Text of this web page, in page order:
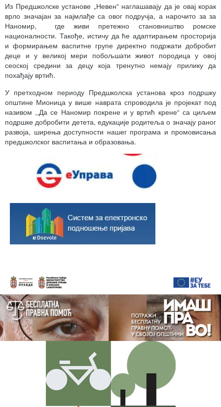
Из Предшколске установе „Невен“ наглашавају да је овај корак
врло значајан за најмлађе са овог подручја, а нарочито за за
Наномир, где живи претежно становништво ромске
националности. Такође, истичу да ће адаптирањем просторија
и формирањем васпитне групе директно подржати добробит
деце и у великој мери побољшати живот породица у овој
сеоској средини за децу која тренутно немају прилику да
похађају вртић.
У претходном периоду Предшколска установа кроз подршку
општине Мионица у више наврата спроводила је пројекат под
називом ,,Да се Наномир покрене и у вртић крене“ са циљем
подршке добробити детета, едукације родитеља о значају раног
развоја, ширења доступности нашег програма и промовисања
предшколског васпитања и образовања.